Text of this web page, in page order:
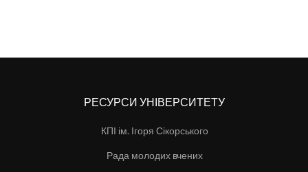
РЕСУРСИ УНІВЕРСИТЕТУ
КПІ ім. Ігоря Сікорського
Рада молодих вчених